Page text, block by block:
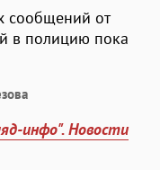
сообщений от
в полицию пока
инфо". Новости